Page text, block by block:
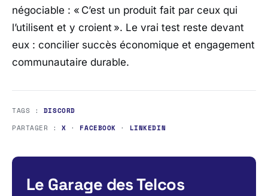
négociable : « C’est un produit fait par ceux qui
l’utilisent et y croient ». Le vrai test reste devant
eux : concilier succès économique et engagement
communautaire durable.
TAGS : DISCORD
PARTAGER :X · FACEBOOK · LINKEDIN
Le Garage des Telcos